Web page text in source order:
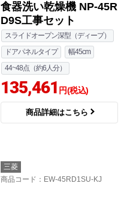
食器洗い乾燥機 NP-45R
D9S工事セット
スライドオープン深型（ディープ）
ドアパネルタイプ
幅45cm
44~48点（約6人分）
135,461 円(税込)
商品詳細はこちら
三菱
商品コード ：EW-45RD1SU-KJ